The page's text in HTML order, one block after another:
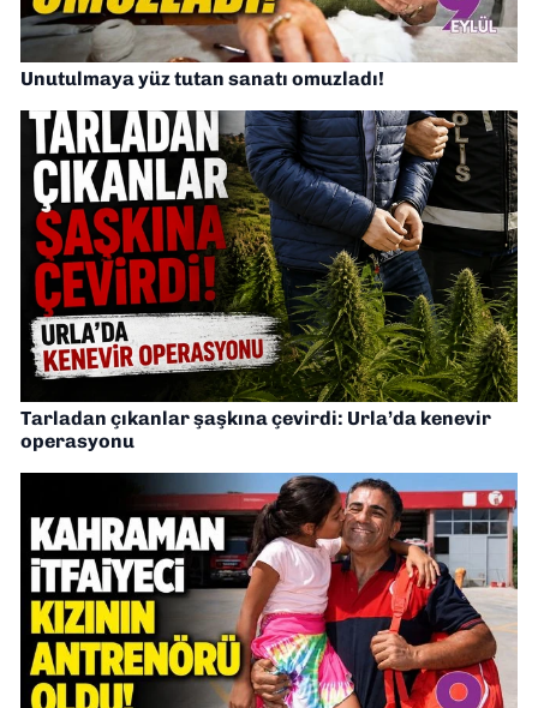
Unutulmaya yüz tutan sanatı omuzladı!
Tarladan çıkanlar şaşkına çevirdi: Urla’da kenevir
operasyonu